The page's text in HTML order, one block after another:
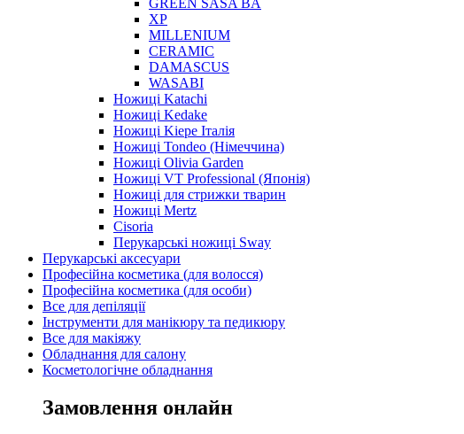
GREEN SASA BA
XP
MILLENIUM
CERAMIC
DAMASCUS
WASABI
Ножиці Katachi
Ножиці Kedake
Ножиці Kiepe Італія
Ножиці Tondeo (Німеччина)
Ножиці Olivia Garden
Ножиці VT Professional (Японія)
Ножиці для стрижки тварин
Ножиці Mertz
Cisoria
Перукарські ножиці Sway
Перукарські аксесуари
Професійна косметика (для волосся)
Професійна косметика (для особи)
Все для депіляції
Інструменти для манікюру та педикюру
Все для макіяжу
Обладнання для салону
Косметологічне обладнання
Замовлення онлайн